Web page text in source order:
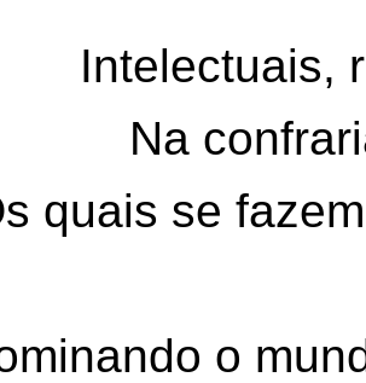
Intelectuais,
Na
quais se
o